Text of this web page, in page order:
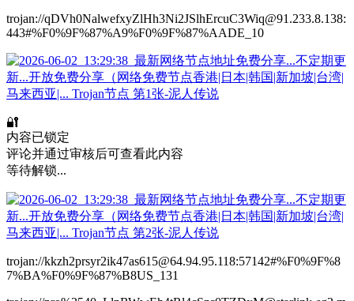
trojan://qDVh0NalwefxyZlHh3Ni2JSlhErcuC3Wiq@91.233.8.138:
443#%F0%9F%87%A9%F0%9F%87%AADE_10
🔐
内容已锁定
评论并通过审核后可查看此内容
等待解锁...
trojan://kkzh2prsyr2ik47as615@64.94.95.118:57142#%F0%9F%8
7%BA%F0%9F%87%B8US_131